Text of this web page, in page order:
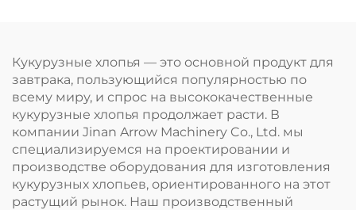
Кукурузные хлопья — это основной продукт для
завтрака, пользующийся популярностью по
всему миру, и спрос на высококачественные
кукурузные хлопья продолжает расти. В
компании Jinan Arrow Machinery Co., Ltd. мы
специализируемся на проектировании и
производстве оборудования для изготовления
кукурузных хлопьев, ориентированного на этот
растущий рынок. Наш производственный